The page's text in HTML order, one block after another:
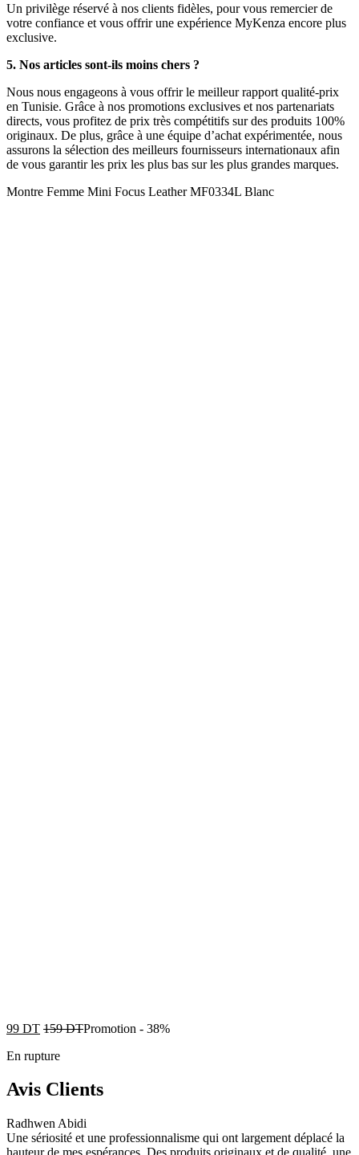
Un privilège réservé à nos clients fidèles, pour vous remercier de
votre confiance et vous offrir une expérience MyKenza encore plus
exclusive.
5. Nos articles sont-ils moins chers ?
Nous nous engageons à vous offrir le meilleur rapport qualité-prix
en Tunisie. Grâce à nos promotions exclusives et nos partenariats
directs, vous profitez de prix très compétitifs sur des produits 100%
originaux. De plus, grâce à une équipe d’achat expérimentée, nous
assurons la sélection des meilleurs fournisseurs internationaux afin
de vous garantir les prix les plus bas sur les plus grandes marques.
Montre Femme Mini Focus Leather MF0334L Blanc
99 DT 159DTPromotion - 38%
En rupture
Avis Clients
Radhwen Abidi
Une sériosité et une professionnalisme qui ont largement déplacé la